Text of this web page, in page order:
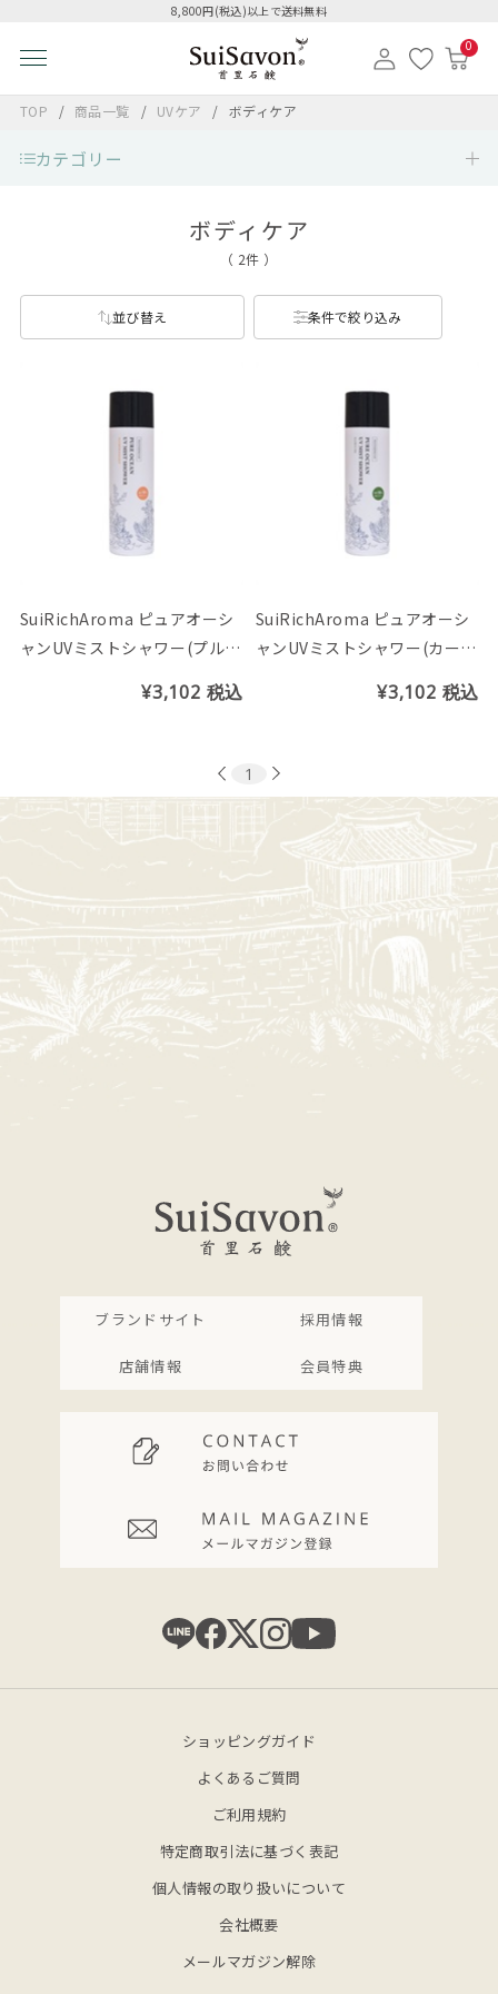
8,800円(税込)以上で送料無料
0
TOP 商品一覧 UVケア ボディケア
カテゴリー
ボディケア
（ 2件 ）
並び替え 条件で絞り込み
SuiRichAroma ピュアオーシ
ャンUVミストシャワー(プルメ
¥3,102 税込
SuiRichAroma ピュアオーシ
ャンUVミストシャワー(カーブ
¥3,102 税込
1
ブランドサイト 採用情報
店舗情報 会員特典
ショッピングガイド
よくあるご質問
ご利用規約
特定商取引法に基づく表記
個人情報の取り扱いについて
会社概要
メールマガジン解除